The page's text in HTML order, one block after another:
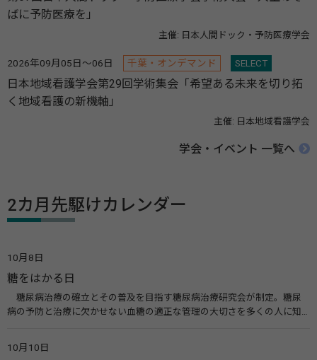
ばに予防医療を」
主催: 日本人間ドック・予防医療学会
2026年09月05日～06日 千葉・オンデマンド SELECT
日本地域看護学会第29回学術集会「希望ある未来を切り拓
く地域看護の新機軸」
主催: 日本地域看護学会
学会・イベント 一覧へ
2カ月先駆けカレンダー
10月8日
糖をはかる日
糖尿病治療の確立とその普及を目指す糖尿病治療研究会が制定。糖尿
病の予防と治療に欠かせない血糖の適正な管理の大切さを多くの人に知
療研究会） 糖尿病ネットワーク
10月10日